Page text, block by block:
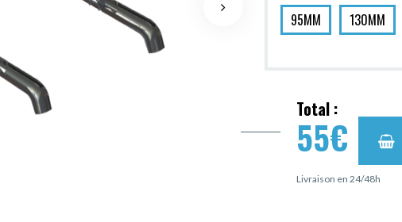
95MM 130MM
Total :
55€
Livraison en 24/48h